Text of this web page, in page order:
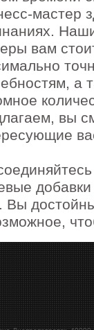
мастер
вам
а
вы
добавки
Вы